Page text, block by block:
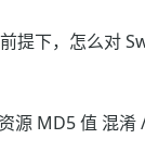
提下，怎么对
源 MD5 值 混淆